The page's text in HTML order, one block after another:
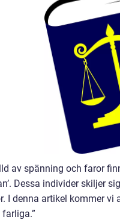
av spänning och faror
Dessa individer skiljer
I denna artikel kommer vi